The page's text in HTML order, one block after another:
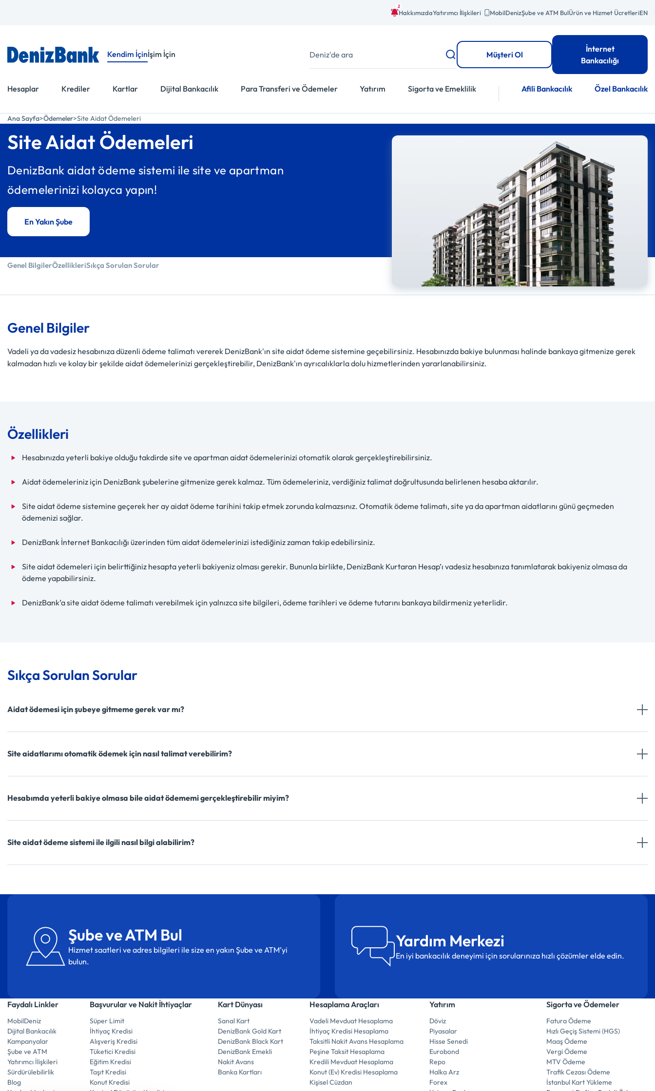
2
HakkımızdaYatırımcı İlişkileri MobilDenizŞube ve ATM BulÜrün ve Hizmet ÜcretleriEN
Kendim İçinİşim İçin
Hesaplar Krediler Kartlar Dijital Bankacılık Para Transferi ve Ödemeler Yatırım Sigorta ve Emeklilik Afili Bankacılık Özel Bankacılık
Müşteri Ol
İnternet
Bankacılığı
Ana Sayfa Ödemeler Site Aidat Ödemeleri
Site Aidat Ödemeleri
DenizBank aidat ödeme sistemi ile site ve apartman
ödemelerinizi kolayca yapın!
En Yakın Şube
Genel BilgilerÖzellikleriSıkça Sorulan Sorular
Genel Bilgiler
Vadeli ya da vadesiz hesabınıza düzenli ödeme talimatı vererek DenizBank'ın site aidat ödeme sistemine geçebilirsiniz. Hesabınızda bakiye bulunması halinde bankaya gitmenize gerek
kalmadan hızlı ve kolay bir şekilde aidat ödemelerinizi gerçekleştirebilir, DenizBank'ın ayrıcalıklarla dolu hizmetlerinden yararlanabilirsiniz.
Özellikleri
Hesabınızda yeterli bakiye olduğu takdirde site ve apartman aidat ödemelerinizi otomatik olarak gerçekleştirebilirsiniz.
Aidat ödemeleriniz için DenizBank şubelerine gitmenize gerek kalmaz. Tüm ödemeleriniz, verdiğiniz talimat doğrultusunda belirlenen hesaba aktarılır.
Site aidat ödeme sistemine geçerek her ay aidat ödeme tarihini takip etmek zorunda kalmazsınız. Otomatik ödeme talimatı, site ya da apartman aidatlarını günü geçmeden
ödemenizi sağlar.
DenizBank İnternet Bankacılığı üzerinden tüm aidat ödemelerinizi istediğiniz zaman takip edebilirsiniz.
Site aidat ödemeleri için belirttiğiniz hesapta yeterli bakiyeniz olması gerekir. Bununla birlikte, DenizBank Kurtaran Hesap’ı vadesiz hesabınıza tanımlatarak bakiyeniz olmasa da
ödeme yapabilirsiniz.
DenizBank’a site aidat ödeme talimatı verebilmek için yalnızca site bilgileri, ödeme tarihleri ve ödeme tutarını bankaya bildirmeniz yeterlidir.
Sıkça Sorulan Sorular
Aidat ödemesi için şubeye gitmeme gerek var mı?
Site aidatlarımı otomatik ödemek için nasıl talimat verebilirim?
Hesabımda yeterli bakiye olmasa bile aidat ödememi gerçekleştirebilir miyim?
Site aidat ödeme sistemi ile ilgili nasıl bilgi alabilirim?
Şube ve ATM Bul
Hizmet saatleri ve adres bilgileri ile size en yakın Şube ve ATM’yi
bulun.
Yardım Merkezi
En iyi bankacılık deneyimi için sorularınıza hızlı çözümler elde edin.
Faydalı Linkler
MobilDeniz
Dijital Bankacılık
Kampanyalar
Şube ve ATM
Yatırımcı İlişkileri
Sürdürülebilirlik
Blog
Başvurular ve Nakit İhtiyaçlar
Süper Limit
İhtiyaç Kredisi
Alışveriş Kredisi
Tüketici Kredisi
Eğitim Kredisi
Taşıt Kredisi
Konut Kredisi
Kart Dünyası
Sanal Kart
DenizBank Gold Kart
DenizBank Black Kart
DenizBank Emekli
Nakit Avans
Banka Kartları
Hesaplama Araçları
Vadeli Mevduat Hesaplama
İhtiyaç Kredisi Hesaplama
Taksitli Nakit Avans Hesaplama
Peşine Taksit Hesaplama
Kredili Mevduat Hesaplama
Konut (Ev) Kredisi Hesaplama
Kişisel Cüzdan
Yatırım
Döviz
Piyasalar
Hisse Senedi
Eurobond
Repo
Halka Arz
Forex
Sigorta ve Ödemeler
Fatura Ödeme
Hızlı Geçiş Sistemi (HGS)
Maaş Ödeme
Vergi Ödeme
MTV Ödeme
Trafik Cezası Ödeme
İstanbul Kart Yükleme